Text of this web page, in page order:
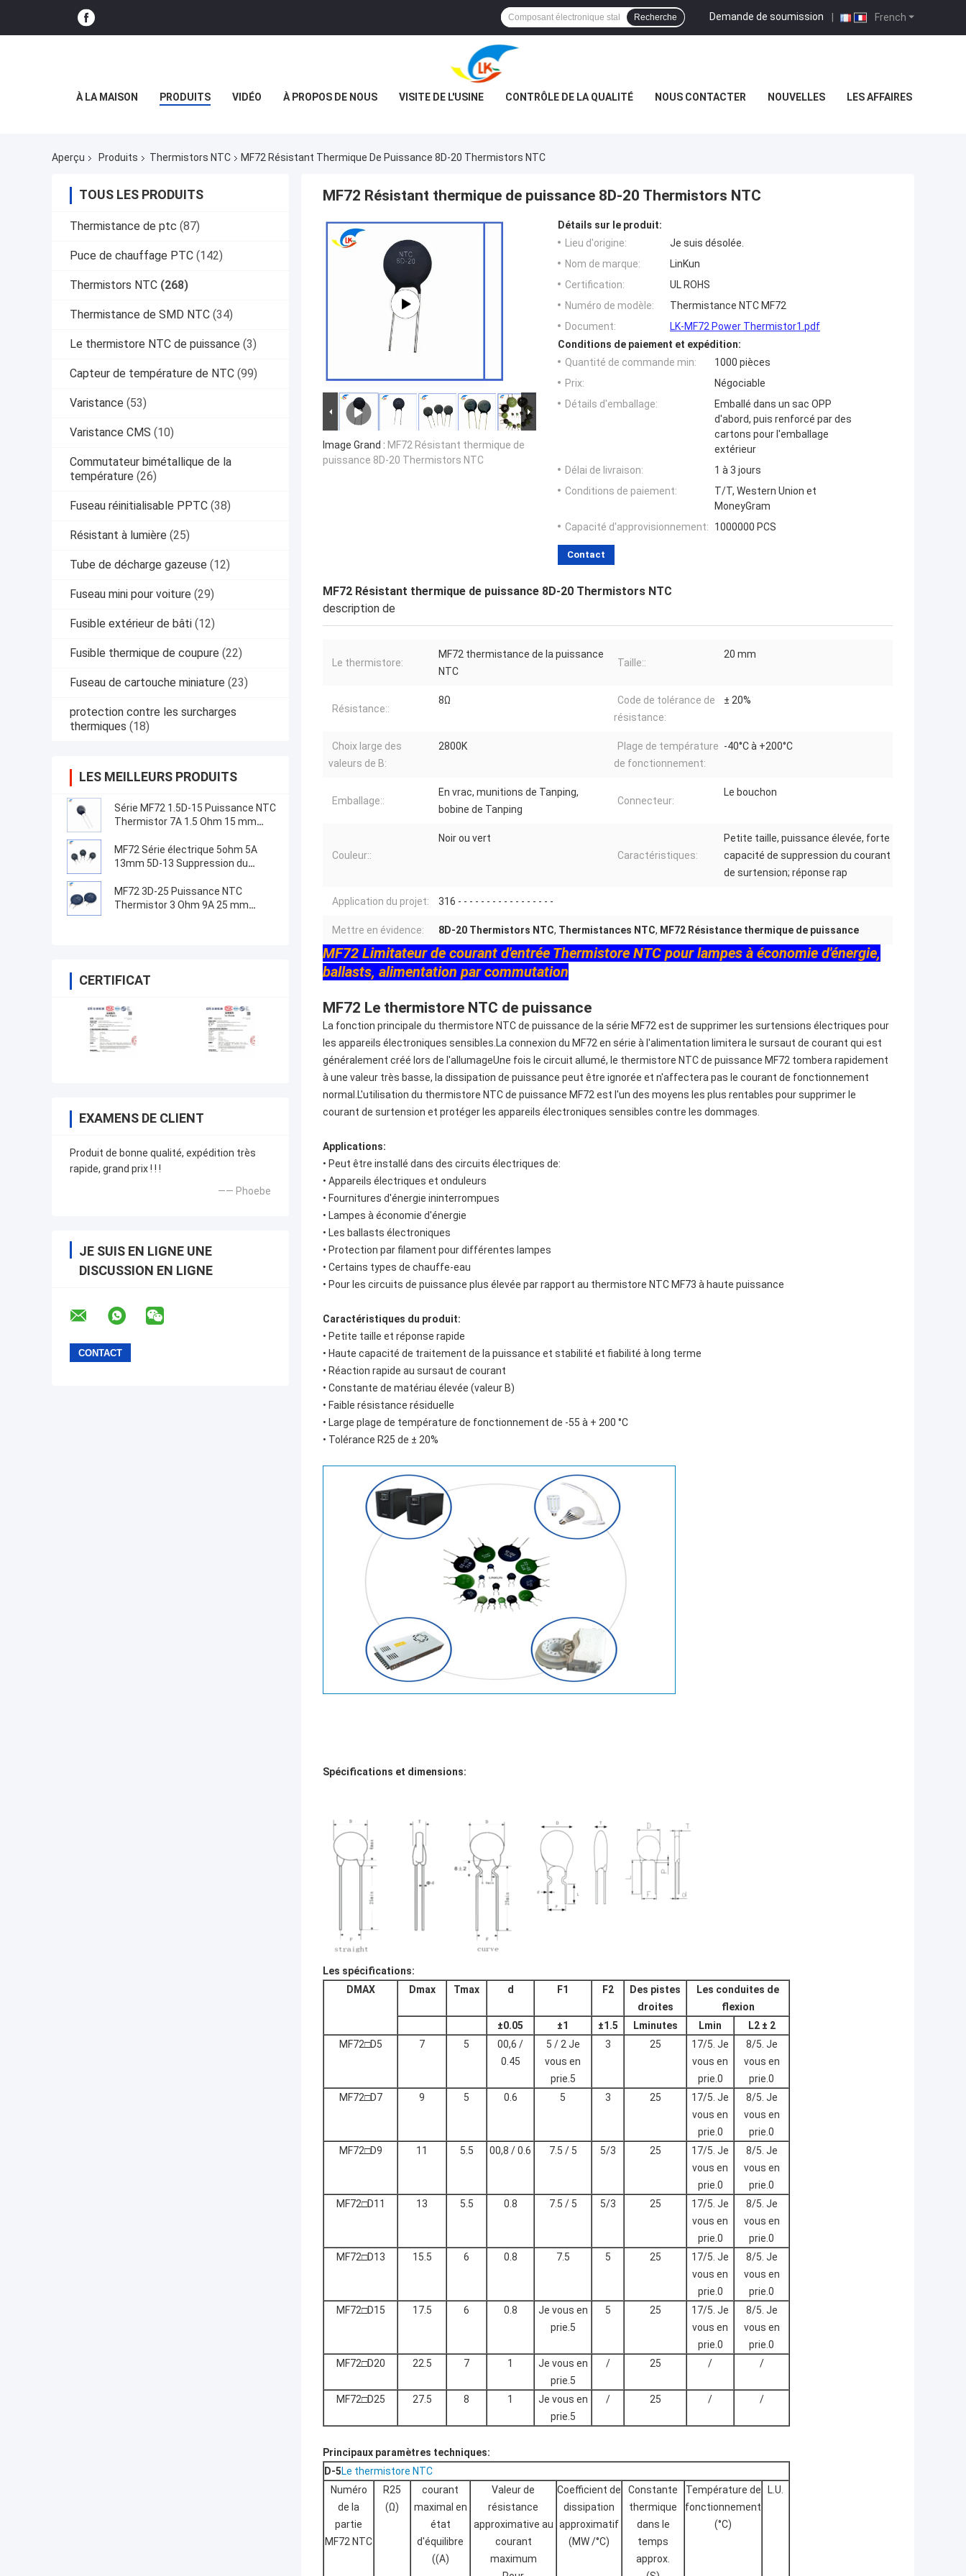
French
Demande de soumission |
Recherche
À LA MAISON PRODUITS VIDÉO À PROPOS DE NOUS VISITE DE L'USINE CONTRÔLE DE LA QUALITÉ NOUS CONTACTER NOUVELLES LES AFFAIRES
Aperçu Produits Thermistors NTC MF72 Résistant Thermique De Puissance 8D-20 Thermistors NTC
TOUS LES PRODUITS
Thermistance de ptc (87)
Puce de chauffage PTC (142)
Thermistors NTC (268)
Thermistance de SMD NTC (34)
Le thermistore NTC de puissance (3)
Capteur de température de NTC (99)
Varistance (53)
Varistance CMS (10)
Commutateur bimétallique de la
température (26)
Fuseau réinitialisable PPTC (38)
Résistant à lumière (25)
Tube de décharge gazeuse (12)
Fuseau mini pour voiture (29)
Fusible extérieur de bâti (12)
Fusible thermique de coupure (22)
Fuseau de cartouche miniature (23)
protection contre les surcharges
thermiques (18)
LES MEILLEURS PRODUITS
Série MF72 1.5D-15 Puissance NTC
Thermistor 7A 1.5 Ohm 15 mm
l'alimentation électrique
MF72 Série électrique 5ohm 5A
13mm 5D-13 Suppression du
Thermistors pour équipement
d'alimentation
MF72 3D-25 Puissance NTC
Thermistor 3 Ohm 9A 25 mm
CERTIFICAT
EXAMENS DE CLIENT
Produit de bonne qualité, expédition très
rapide, grand prix ! ! !
—— Phoebe
JE SUIS EN LIGNE UNE
DISCUSSION EN LIGNE
MF72 Résistant thermique de puissance 8D-20 Thermistors NTC
Image Grand : MF72 Résistant thermique de
puissance 8D-20 Thermistors NTC
Détails sur le produit:
Lieu d'origine:
Je suis désolée.
Nom de marque:
LinKun
Certification:
UL ROHS
Numéro de modèle:
Thermistance NTC MF72
Document:
LK-MF72 Power Thermistor1.pdf
Conditions de paiement et expédition:
Quantité de commande min:
1000 pièces
Prix:
Négociable
Détails d'emballage:
Emballé dans un sac OPP
d'abord, puis renforcé par des
cartons pour l'emballage
extérieur
Délai de livraison:
1 à 3 jours
Conditions de paiement:
T/T, Western Union et
MoneyGram
Capacité d'approvisionnement:
1000000 PCS
Contact
MF72 Résistant thermique de puissance 8D-20 Thermistors NTC
description de
Le thermistore:
MF72 thermistance de la puissance
NTC
Taille::
20 mm
Résistance::
8Ω
Code de tolérance de
résistance:
± 20%
Choix large des
valeurs de B:
2800K
Plage de température
de fonctionnement:
-40°C à +200°C
Emballage::
En vrac, munitions de Tanping,
bobine de Tanping
Connecteur:
Le bouchon
Couleur::
Noir ou vert
Caractéristiques:
Petite taille, puissance élevée, forte
capacité de suppression du courant
de surtension; réponse rap
Application du projet: 316 - - - - - - - - - - - - - - - - -
Mettre en évidence: 8D-20 Thermistors NTC, Thermistances NTC, MF72 Résistance thermique de puissance
MF72 Limitateur de courant d'entrée Thermistore NTC pour lampes à économie d'énergie,
ballasts, alimentation par commutation
MF72 Le thermistore NTC de puissance
La fonction principale du thermistore NTC de puissance de la série MF72 est de supprimer les surtensions électriques pour
les appareils électroniques sensibles.La connexion du MF72 en série à l'alimentation limitera le sursaut de courant qui est
généralement créé lors de l'allumageUne fois le circuit allumé, le thermistore NTC de puissance MF72 tombera rapidement
à une valeur très basse, la dissipation de puissance peut être ignorée et n'affectera pas le courant de fonctionnement
normal.L'utilisation du thermistore NTC de puissance MF72 est l'un des moyens les plus rentables pour supprimer le
courant de surtension et protéger les appareils électroniques sensibles contre les dommages.
Applications:
• Peut être installé dans des circuits électriques de:
• Appareils électriques et onduleurs
• Fournitures d'énergie ininterrompues
• Lampes à économie d'énergie
• Les ballasts électroniques
• Protection par filament pour différentes lampes
• Certains types de chauffe-eau
• Pour les circuits de puissance plus élevée par rapport au thermistore NTC MF73 à haute puissance
Caractéristiques du produit:
• Petite taille et réponse rapide
• Haute capacité de traitement de la puissance et stabilité et fiabilité à long terme
• Réaction rapide au sursaut de courant
• Constante de matériau élevée (valeur B)
• Faible résistance résiduelle
• Large plage de température de fonctionnement de -55 à + 200 °C
• Tolérance R25 de ± 20%
Spécifications et dimensions:
Les spécifications:
DMAX
Dmax Tmax d F1 F2
Des pistes
droites
Les conduites de
flexion
±0.05 ±1 ±1.5 Lminutes Lmin
L2 ± 2
MF72□D5
7 5
00,6 /
0.45
5 / 2 Je
vous en
prie.5
3 25
17/5. Je
vous en
prie.0
8/5. Je
vous en
prie.0
MF72□D7
9 5 0.6 5 3 25
17/5. Je
vous en
prie.0
8/5. Je
vous en
prie.0
MF72□D9
11 5.5 00,8 / 0.6 7.5 / 5 5/3 25
17/5. Je
vous en
prie.0
8/5. Je
vous en
prie.0
MF72□D11
13 5.5 0.8 7.5 / 5 5/3 25
17/5. Je
vous en
prie.0
8/5. Je
vous en
prie.0
MF72□D13
15.5 6 0.8 7.5 5 25
17/5. Je
vous en
prie.0
8/5. Je
vous en
prie.0
MF72□D15
17.5 6 0.8
Je vous en
prie.5
5 25
17/5. Je
vous en
prie.0
8/5. Je
vous en
prie.0
MF72□D20
22.5 7 1
Je vous en
prie.5
/ 25 / /
MF72□D25 27.5 8 1
Je vous en
prie.5
/ 25 / /
Principaux paramètres techniques:
D-5Le thermistore NTC
Numéro
de la
partie
MF72 NTC
R25
(Ω)
courant
maximal en
état
d'équilibre
((A)
Valeur de
résistance
approximative au
courant
maximum
Coefficient de
dissipation
approximatif
(MW /°C)
Constante
thermique
dans le
temps
approx.
Température de
fonctionnement
(°C)
L.U.